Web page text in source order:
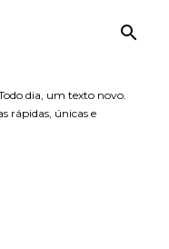
dia, um texto novo.
rápidas, únicas e